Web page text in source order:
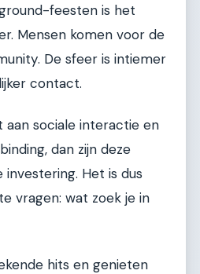
feesten is het
Mensen komen voor de
De sfeer is intiemer
contact.
aan sociale interactie en
dan zijn deze
Het is dus
vragen: wat zoek je in
hits en genieten